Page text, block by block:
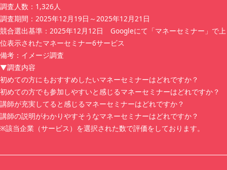
る予約フォームを通じて、適正かつ公正な手段により個人
情報を取得します。
5. 個人情報の利用目的
当社は、取得した個人情報を、以下の目的のために利用し
ます。
（1）マネーセミナーの運営・提供
セミナーの申込受付、参加登録、出欠管理のため
本人確認のため
セミナー会場・オンライン配信等に関するご案内、確認
連絡のため
調査人数：1,326人
調査期間：2025年12月19日～2025年12月21日
競合選出基準：2025年12月12日 Googleにて「マネーセミナー」で上
位表示されたマネーセミナー6サービス
備考：イメージ調査
▼調査内容
初めての方にもおすすめしたいマネーセミナーはどれですか？
初めての方でも参加しやすいと感じるマネーセミナーはどれですか？
講師が充実してると感じるマネーセミナーはどれですか？
講師の説明がわかりやすそうなマネーセミナーはどれですか？
※該当企業（サービス）を選択された数で評価をしております。